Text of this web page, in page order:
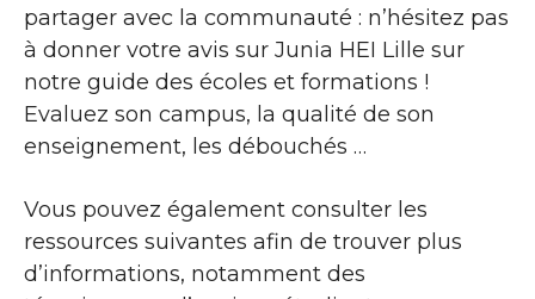
partager avec la communauté : n’hésitez pas
à donner votre avis sur Junia HEI Lille sur
notre guide des écoles et formations !
Evaluez son campus, la qualité de son
enseignement, les débouchés …
Vous pouvez également consulter les
ressources suivantes afin de trouver plus
d’informations, notamment des